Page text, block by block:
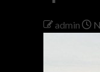
admin